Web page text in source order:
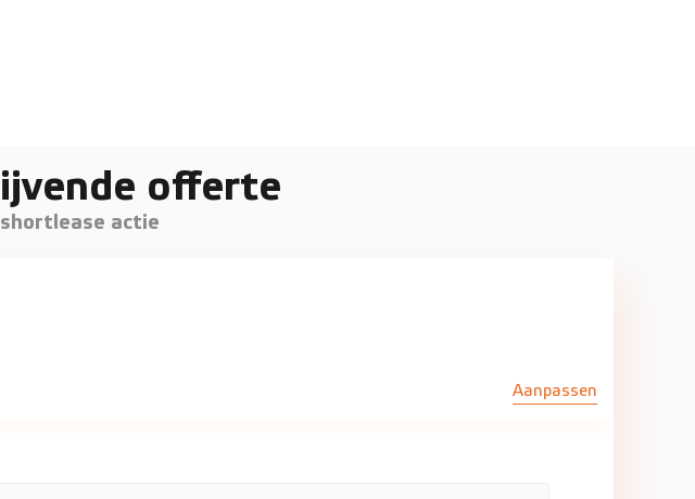
offerte
actie
Aanpassen